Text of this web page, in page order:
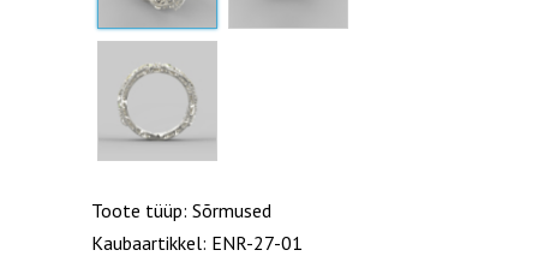
Toote tüüp: Sõrmused
Kaubaartikkel: ENR-27-01